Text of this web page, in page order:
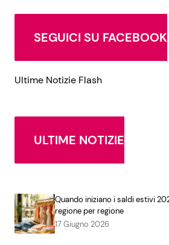
SEGUICI SU FACEBOOK
Ultime Notizie Flash
ULTIME NOTIZIE
Quando iniziano i saldi estivi
regione per regione
17 Giugno 2026